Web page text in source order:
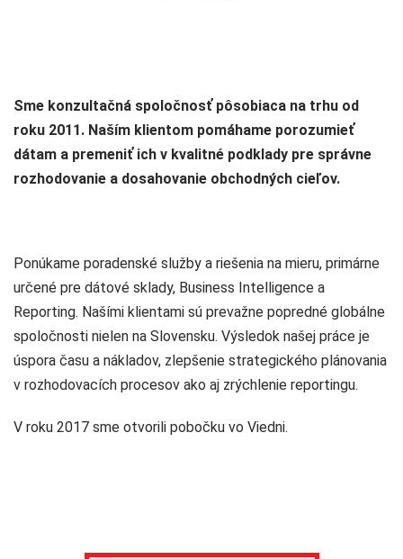
Sme konzultačná spoločnosť pôsobiaca na trhu od
roku 2011. Naším klientom pomáhame porozumieť
dátam a premeniť ich v kvalitné podklady pre správne
rozhodovanie a dosahovanie obchodných cieľov.
Ponúkame poradenské služby a riešenia na mieru, primárne
určené pre dátové sklady, Business Intelligence a
Reporting. Našími klientami sú prevažne popredné globálne
spoločnosti nielen na Slovensku. Výsledok našej práce je
úspora času a nákladov, zlepšenie strategického plánovania
v rozhodovacích procesov ako aj zrýchlenie reportingu.
V roku 2017 sme otvorili pobočku vo Viedni.